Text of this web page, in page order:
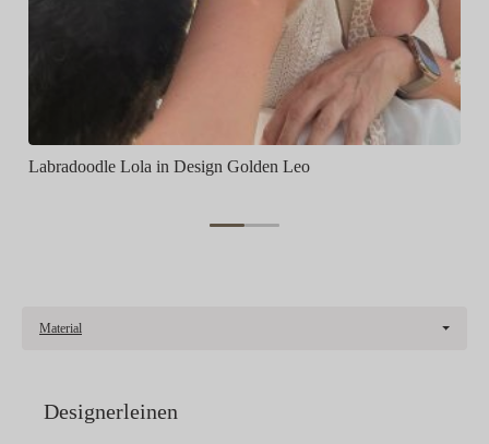
Labradoodle Lola in Design Golden Leo
Material
Designerleinen